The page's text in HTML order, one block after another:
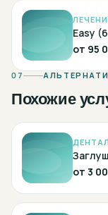
Easy
от 95
07
Похожие
от 3